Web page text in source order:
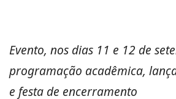
Evento, nos dias 11 e 12 de
programação acadêmica,
e festa de encerramento